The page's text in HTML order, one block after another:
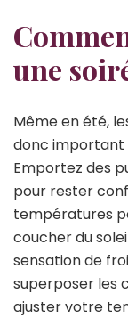
une
Même en été,
donc important
Emportez des
pour rester
températures
coucher du
sensation de
superposer les
ajuster votre